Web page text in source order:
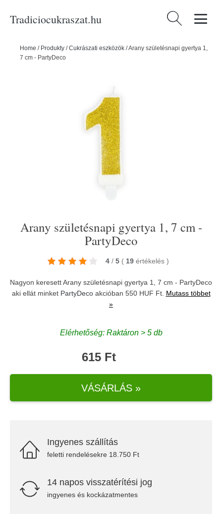
Tradiciocukraszat.hu Keresés:
Home / Produkty /Cukrászati eszközök /Arany születésnapi gyertya 1,
7 cm - PartyDeco
Arany születésnapi gyertya 1, 7 cm -
PartyDeco
4 / 5 ( 19 értékelés )
Nagyon keresett Arany születésnapi gyertya 1, 7 cm - PartyDeco
aki ellát minket PartyDecoakcióban 550 HUF Ft. Mutass többet
»
Elérhetőség: Raktáron > 5 db
615 Ft
VÁSÁRLÁS »
Ingyenes szállítás
feletti rendelésekre 18.750 Ft
14 napos visszatérítési jog
ingyenes és kockázatmentes